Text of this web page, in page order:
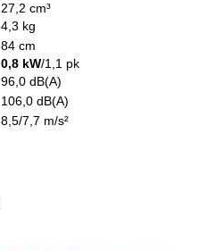
27,2 cm³
4,3 kg
84 cm
0,8 kW/1,1 pk
96,0 dB(A)
106,0 dB(A)
8,5/7,7 m/s²